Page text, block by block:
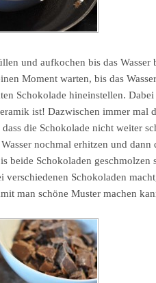
und aufkochen bis das
Moment warten, bis das
Schokolade hineinstellen.
ist! Dazwischen immer mal
die Schokolade nicht weiter
nochmal erhitzen und
beide Schokoladen geschmolzen
verschiedenen Schokoladen
man schöne Muster machen